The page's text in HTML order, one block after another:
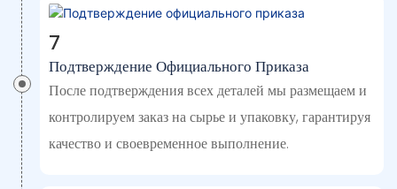
7
Подтверждение Официального Приказа
После подтверждения всех деталей мы размещаем и
контролируем заказ на сырье и упаковку, гарантируя
качество и своевременное выполнение.